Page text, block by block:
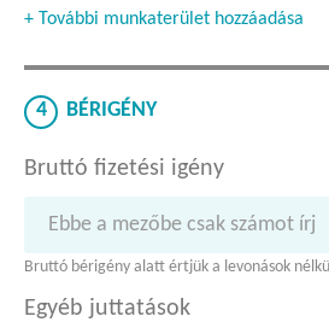
+ További munkaterület hozzáadása
4 BÉRIGÉNY
Bruttó fizetési igény
Bruttó bérigény alatt értjük a levonások
Egyéb juttatások